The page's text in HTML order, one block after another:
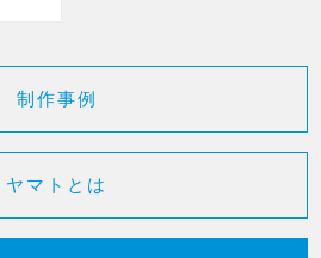
制作事例
ヤマトとは